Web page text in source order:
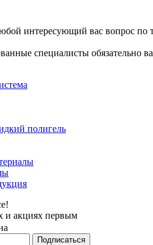
интересующий вас вопрос по
специалисты обязательно
полигель
и акциях первым